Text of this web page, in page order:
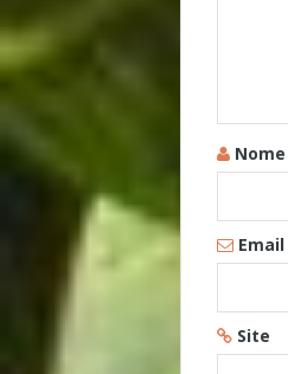
Nome
Email
Site